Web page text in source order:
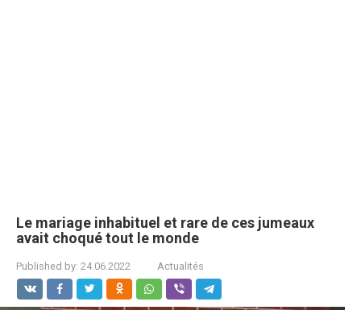
Le mariage inhabituel et rare de ces jumeaux
avait choqué tout le monde
Published by: 24.06.2022 Actualités